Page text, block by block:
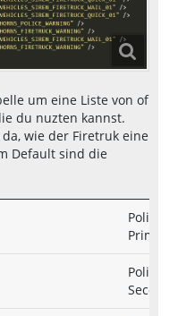
um eine Liste von of
du nuzten kannst.
wie der Firetruk eine
Default sind die
Police
Primary
Police